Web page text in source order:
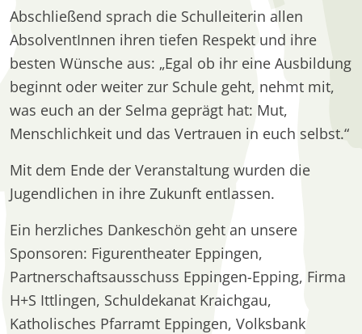
Abschließend sprach die Schulleiterin allen
AbsolventInnen ihren tiefen Respekt und ihre
besten Wünsche aus: „Egal ob ihr eine Ausbildung
beginnt oder weiter zur Schule geht, nehmt mit,
was euch an der Selma geprägt hat: Mut,
Menschlichkeit und das Vertrauen in euch selbst.“
Mit dem Ende der Veranstaltung wurden die
Jugendlichen in ihre Zukunft entlassen.
Ein herzliches Dankeschön geht an unsere
Sponsoren: Figurentheater Eppingen,
Partnerschaftsausschuss Eppingen-Epping, Firma
H+S Ittlingen, Schuldekanat Kraichgau,
Katholisches Pfarramt Eppingen, Volksbank